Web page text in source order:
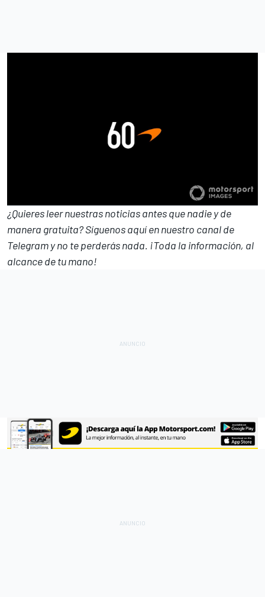
¿Quieres leer nuestras noticias antes que nadie y de
manera gratuita? Síguenosaquí en nuestro canal de
Telegramy no te perderás nada. ¡Toda la información, al
alcance de tu mano!